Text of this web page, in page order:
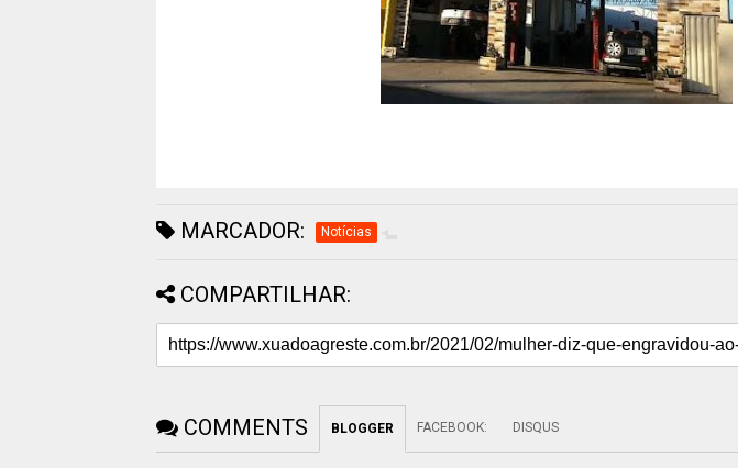
MARCADOR: Notícias
COMPARTILHAR:
COMMENTS BLOGGER FACEBOOK: DISQUS